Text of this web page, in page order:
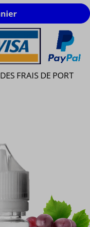
FRAIS DE PORT